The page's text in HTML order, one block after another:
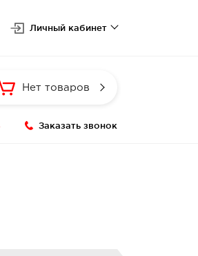
Личный кабинет
Нет товаров
Заказать звонок